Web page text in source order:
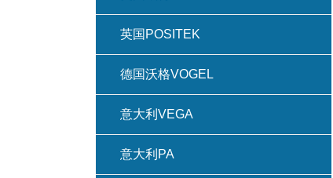
英国POSITEK
德国沃格VOGEL
意大利VEGA
意大利PA